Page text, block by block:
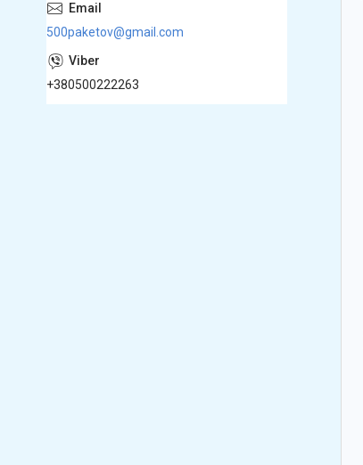
500paketov@gmail.com
+380500222263